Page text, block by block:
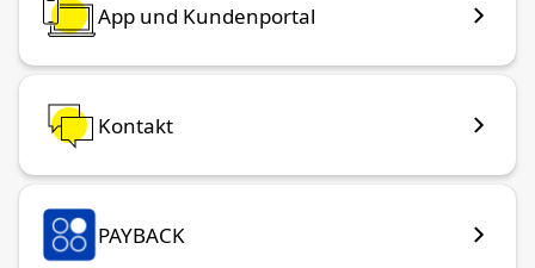
App und Kundenportal
Kontakt
PAYBACK